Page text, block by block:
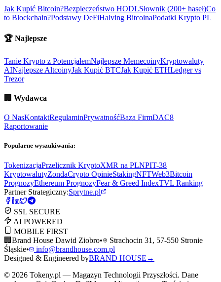
Jak Kupić Bitcoin?Bezpieczeństwo HODLSłownik (200+ haseł)Co
to Blockchain?Podstawy DeFiHalving BitcoinaPodatki Krypto PL
🏆 Najlepsze
Tanie Krypto z PotencjałemNajlepsze MemecoinyKryptowaluty
AINajlepsze AltcoinyJak Kupić BTCJak Kupić ETHLedger vs
Trezor
🏢 Wydawca
O NasKontaktRegulaminPrywatnośćBaza FirmDAC8
Raportowanie
Popularne wyszukiwania:
TokenizacjaPrzelicznik KryptoXMR na PLNPIT-38
KryptowalutyZondaCrypto OpinieStakingNFTWeb3Bitcoin
PrognozyEthereum PrognozyFear & Greed IndexTVL Ranking
Partner Strategiczny:Sprytne.pl
SSL SECURE
AI POWERED
MOBILE FIRST
🏢 Brand House Dawid Ziobro•
Strachocin 31, 57-550 Stronie
Śląskie•
info@brandhouse.com.pl
Designed & Engineered byBRAND HOUSE →
© 2026 Tokeny.pl — Magazyn Technologii Przyszłości. Dane